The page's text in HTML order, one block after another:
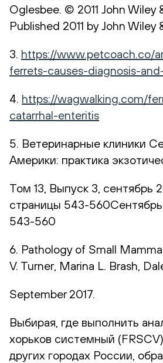
Oglesbee. © 2011 John Wiley
Published 2011 by John Wiley
3. https://www.petcoach.co/
ferrets-causes-diagnosis-
4. https://wagwalking.com/
catarrhal-enteritis
5. Ветеринарные клиники
Америки: практика
Том 13, Выпуск 3, сентябрь
страницы 543-
543-560
6. Pathology of Small
V. Turner, Marina L. Brash,
September 2017.
Выбирая, где выполнить
хорьков системный
других городах России,